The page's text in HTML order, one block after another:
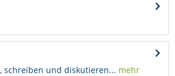
schreiben und diskutieren... mehr